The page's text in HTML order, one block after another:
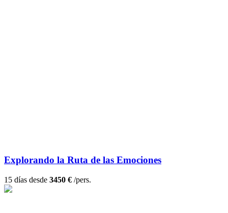
Explorando la Ruta de las Emociones
15 días desde 3450 € /pers.